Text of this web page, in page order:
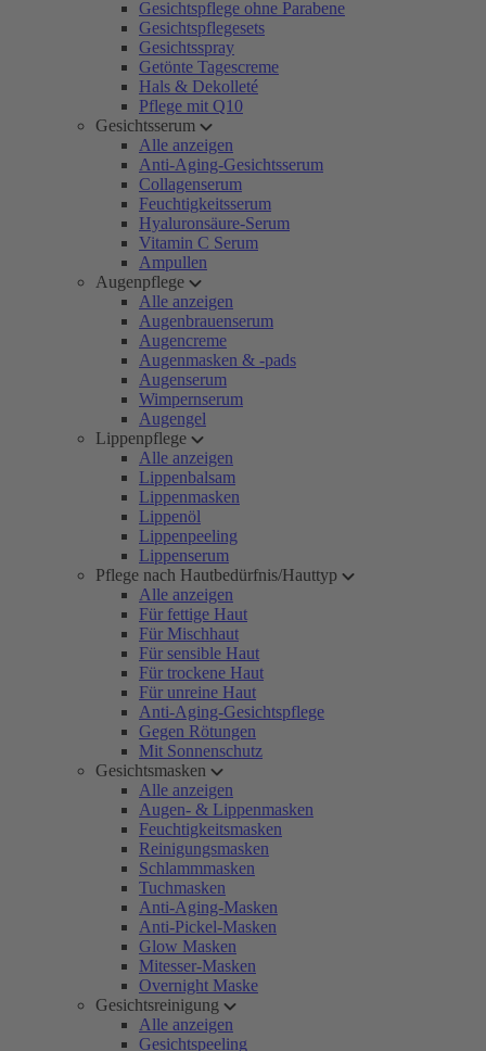
Gesichtspflege ohne Parabene
Gesichtspflegesets
Gesichtsspray
Getönte Tagescreme
Hals & Dekolleté
Pflege mit Q10
Gesichtsserum
Alle anzeigen
Anti-Aging-Gesichtsserum
Collagenserum
Feuchtigkeitsserum
Hyaluronsäure-Serum
Vitamin C Serum
Ampullen
Augenpflege
Alle anzeigen
Augenbrauenserum
Augencreme
Augenmasken & -pads
Augenserum
Wimpernserum
Augengel
Lippenpflege
Alle anzeigen
Lippenbalsam
Lippenmasken
Lippenöl
Lippenpeeling
Lippenserum
Pflege nach Hautbedürfnis/Hauttyp
Alle anzeigen
Für fettige Haut
Für Mischhaut
Für sensible Haut
Für trockene Haut
Für unreine Haut
Anti-Aging-Gesichtspflege
Gegen Rötungen
Mit Sonnenschutz
Gesichtsmasken
Alle anzeigen
Augen- & Lippenmasken
Feuchtigkeitsmasken
Reinigungsmasken
Schlammmasken
Tuchmasken
Anti-Aging-Masken
Anti-Pickel-Masken
Glow Masken
Mitesser-Masken
Overnight Maske
Gesichtsreinigung
Alle anzeigen
Gesichtspeeling